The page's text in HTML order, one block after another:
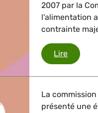
2007 par la
l'alimentation
contrainte
LireOGM
La
présenté une